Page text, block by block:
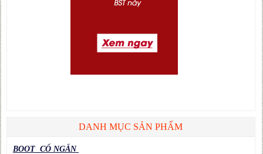
DANH MỤC SẢN PHẨM
BOOT CỔ NGẮN